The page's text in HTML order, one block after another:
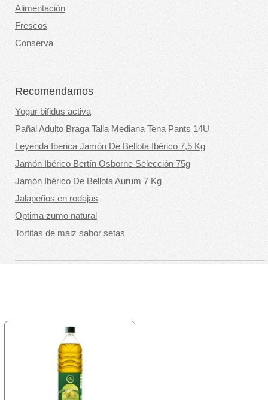
Alimentación
Frescos
Conserva
Recomendamos
Yogur bifidus activa
Pañal Adulto Braga Talla Mediana Tena Pants 14U
Leyenda Iberica Jamón De Bellota Ibérico 7,5 Kg
Jamón Ibérico Bertín Osborne Selección 75g
Jamón Ibérico De Bellota Aurum 7 Kg
Jalapeños en rodajas
Optima zumo natural
Tortitas de maiz sabor setas